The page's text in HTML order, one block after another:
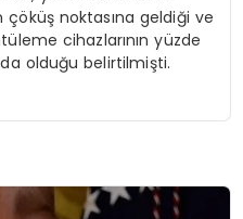
noktasına geldiği ve
cihazlarının yüzde
olduğu belirtilmişti.